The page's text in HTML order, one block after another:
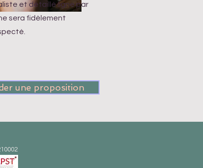
et détaillé ligne par
sera fidèlement
une proposition